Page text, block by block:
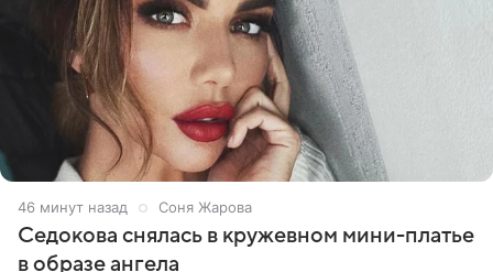
47 минут назад Соня Жарова
Седокова снялась в кружевном мини-платье
в образе ангела